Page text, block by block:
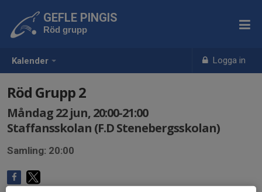
Kalender Logga in
GEFLE PINGIS
Röd grupp
Röd Grupp 2
Måndag 22 jun, 20:00-21:00
Staffansskolan (F.D Stenebergsskolan)
Samling: 20:00